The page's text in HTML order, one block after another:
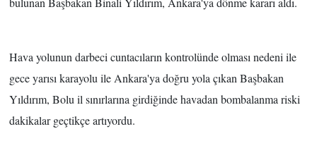
Hava yolunun darbeci cuntacıların kontrolünde olması nedeni ile
gece yarısı karayolu ile Ankara'ya doğru yola çıkan Başbakan
Yıldırım, Bolu il sınırlarına girdiğindehavadan bombalanma riski
dakikalar geçtikçe artıyordu.